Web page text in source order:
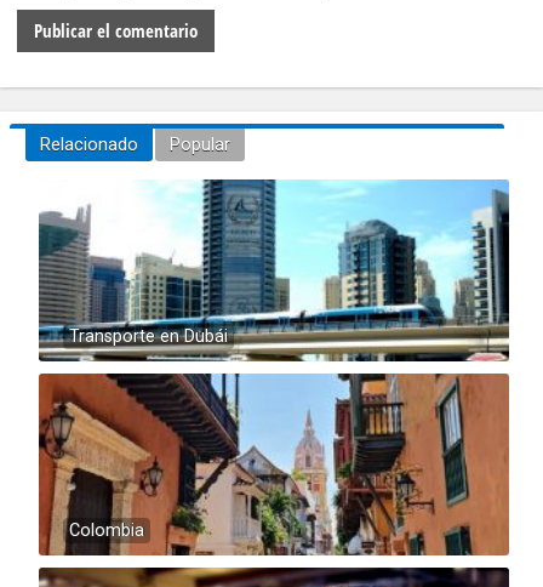
Relacionado Popular
Transporte en Dubái
Colombia